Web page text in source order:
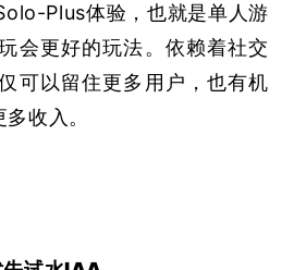
Plus体验，也就是单人游
会更好的玩法。依赖着社交
可以留住更多用户，也有机
收入。